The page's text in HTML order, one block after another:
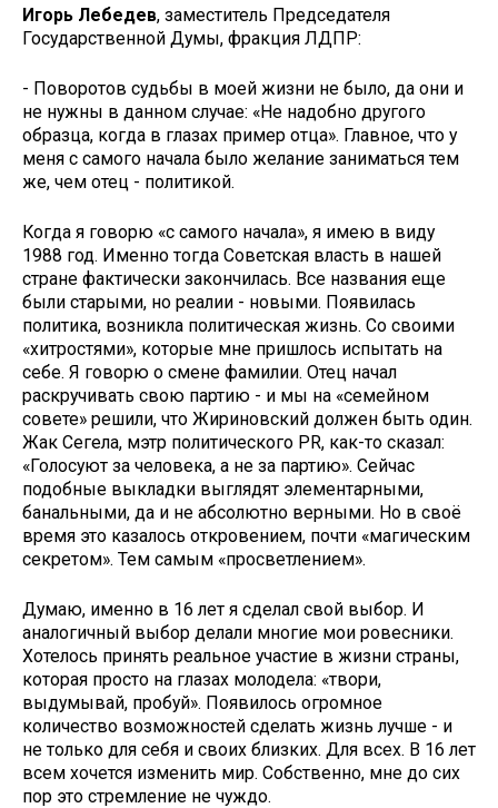
Игорь Лебедев, заместитель Председателя
Государственной Думы, фракция ЛДПР:
- Поворотов судьбы в моей жизни не было, да они и
не нужны в данном случае: «Не надобно другого
образца, когда в глазах пример отца». Главное, что у
меня с самого начала было желание заниматься тем
же, чем отец - политикой.
Когда я говорю «с самого начала», я имею в виду
1988 год. Именно тогда Советская власть в нашей
стране фактически закончилась. Все названия еще
были старыми, но реалии - новыми. Появилась
политика, возникла политическая жизнь. Со своими
«хитростями», которые мне пришлось испытать на
себе. Я говорю о смене фамилии. Отец начал
раскручивать свою партию - и мы на «семейном
совете» решили, что Жириновский должен быть один.
Жак Сегела, мэтр политического PR, как-то сказал:
«Голосуют за человека, а не за партию». Сейчас
подобные выкладки выглядят элементарными,
банальными, да и не абсолютно верными. Но в своё
время это казалось откровением, почти «магическим
секретом». Тем самым «просветлением».
Думаю, именно в 16 лет я сделал свой выбор. И
аналогичный выбор делали многие мои ровесники.
Хотелось принять реальное участие в жизни страны,
которая просто на глазах молодела: «твори,
выдумывай, пробуй». Появилось огромное
количество возможностей сделать жизнь лучше - и
не только для себя и своих близких. Для всех. В 16 лет
всем хочется изменить мир. Собственно, мне до сих
пор это стремление не чуждо.